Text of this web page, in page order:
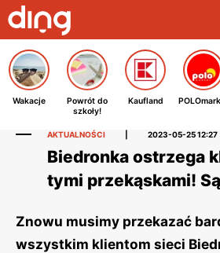
Wakacje
Powrót do
szkoły!
Kaufland
AKTUALNOŚCI 2023-05-25 12:27
Biedronka ostrzega
tymi przekąskami!
Znowu musimy przekazać
wszystkim klientom sieci